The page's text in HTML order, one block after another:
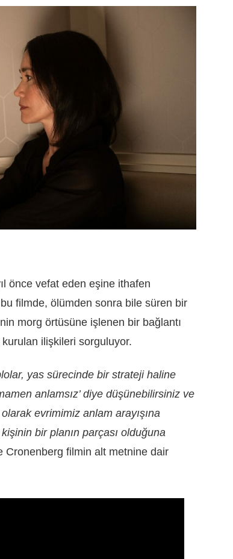
önce vefat eden eşine ithafen
filmde, ölümden sonra bile süren bir
morg örtüsüne işlenen bir bağlantı
kurulan ilişkileri sorguluyor.
yas sürecinde bir strateji haline
anlamsız’ diye düşünebilirsiniz ve
evrimimiz anlam arayışına
bir planın parçası olduğuna
Cronenberg filmin alt metnine dair